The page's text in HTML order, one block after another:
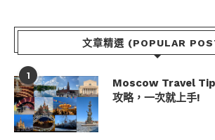
文章精選 (POPULAR
1
Moscow Travel
攻略，一次就上手!